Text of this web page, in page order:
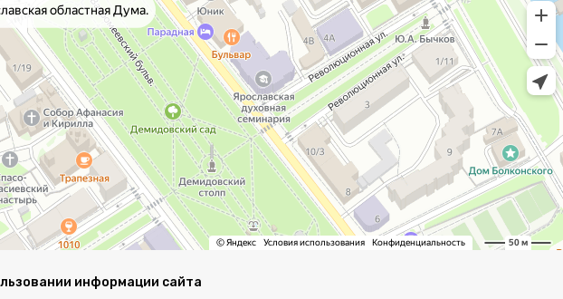
информации сайта